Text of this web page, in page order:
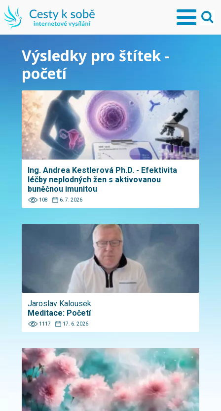
Výsledky pro štítek -
početí
Ing. Andrea Kestlerová Ph.D. - Efektivita
léčby neplodných žen s aktivovanou
buněčnou imunitou
108 6. 7. 2026
Jaroslav Kalousek
Meditace: Početí
1117 17. 6. 2026